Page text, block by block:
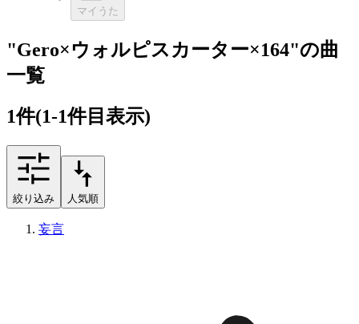
マイうた
"Gero×ウォルピスカーター×164"の曲
一覧
1件(1-1件目表示)
絞り込み 人気順
妄言